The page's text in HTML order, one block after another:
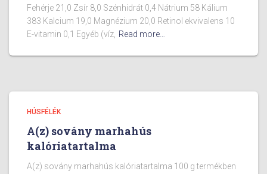
Fehérje 21,0 Zsír 8,0 Szénhidrát 0,4 Nátrium 58 Kálium
383 Kalcium 19,0 Magnézium 20,0 Retinol ekvivalens 10
E-vitamin 0,1 Egyéb (víz, Read more…
HÚSFÉLÉK
A(z) sovány marhahús
kalóriatartalma
A(z) sovány marhahús kalóriatartalma 100 g termékben